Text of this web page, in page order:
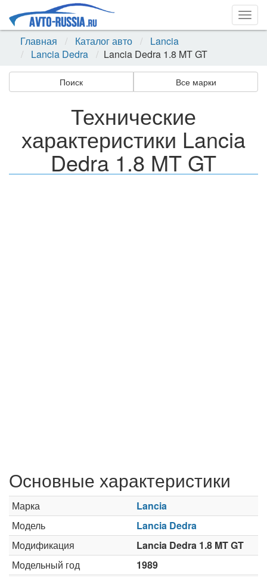
Главная
Каталог авто
Lancia
Lancia Dedra
Lancia Dedra 1.8 MT GT
Поиск Все марки
Технические
характеристики Lancia
Dedra 1.8 MT GT
Основные характеристики
Марка
Lancia
Модель
Lancia Dedra
Модификация
Lancia Dedra 1.8 MT GT
Модельный год
1989